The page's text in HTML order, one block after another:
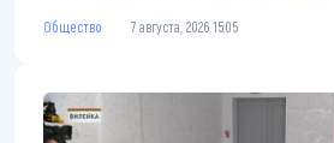
Общество 7 августа, 2026 15:05